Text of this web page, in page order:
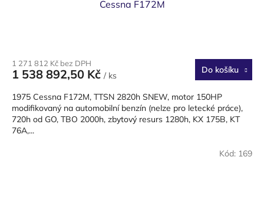
Cessna F172M
1 271 812 Kč bez DPH
1 538 892,50 Kč / ks
Do košíku
1975 Cessna F172M, TTSN 2820h SNEW, motor 150HP
modifikovaný na automobilní benzín (nelze pro letecké práce),
720h od GO, TBO 2000h, zbytový resurs 1280h, KX 175B, KT
76A,...
Kód: 169